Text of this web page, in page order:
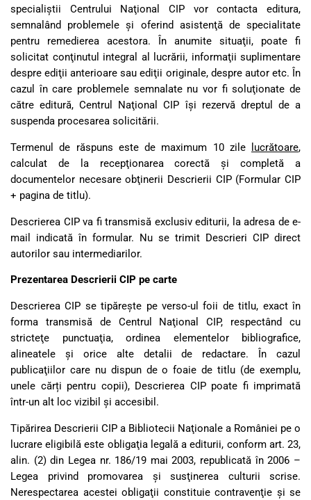
specialiştii Centrului Naţional CIP vor contacta editura,
semnalând problemele şi oferind asistenţă de specialitate
pentru remedierea acestora. În anumite situaţii, poate fi
solicitat conţinutul integral al lucrării, informaţii suplimentare
despre ediţii anterioare sau ediţii originale, despre autor etc. În
cazul în care problemele semnalate nu vor fi soluţionate de
către editură, Centrul Naţional CIP îşi rezervă dreptul de a
suspenda procesarea solicitării.
Termenul de răspuns este de maximum 10 zile lucrătoare,
calculat de la recepţionarea corectă și completă a
documentelor necesare obţinerii Descrierii CIP (Formular CIP
+ pagina de titlu).
Descrierea CIP va fi transmisă exclusiv editurii, la adresa de e-
mail indicată în formular. Nu se trimit Descrieri CIP direct
autorilor sau intermediarilor.
Prezentarea Descrierii CIP pe carte
Descrierea CIP se tipăreşte pe verso-ul foii de titlu, exact în
forma transmisă de Centrul Naţional CIP, respectând cu
stricteţe punctuaţia, ordinea elementelor bibliografice,
alineatele şi orice alte detalii de redactare. În cazul
publicaţiilor care nu dispun de o foaie de titlu (de exemplu,
unele cărți pentru copii), Descrierea CIP poate fi imprimată
într-un alt loc vizibil şi accesibil.
Tipărirea Descrierii CIP a Bibliotecii Naţionale a României pe o
lucrare eligibilă este obligaţia legală a editurii, conform art. 23,
alin. (2) din Legea nr. 186/19 mai 2003, republicată în 2006 –
Legea privind promovarea şi susţinerea culturii scrise.
Nerespectarea acestei obligaţii constituie contravenţie şi se